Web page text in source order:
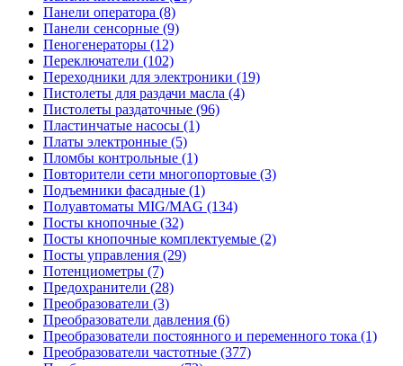
Панели оператора (8)
Панели сенсорные (9)
Пеногенераторы (12)
Переключатели (102)
Переходники для электроники (19)
Пистолеты для раздачи масла (4)
Пистолеты раздаточные (96)
Пластинчатые насосы (1)
Платы электронные (5)
Пломбы контрольные (1)
Повторители сети многопортовые (3)
Подъемники фасадные (1)
Полуавтоматы MIG/MAG (134)
Посты кнопочные (32)
Посты кнопочные комплектуемые (2)
Посты управления (29)
Потенциометры (7)
Предохранители (28)
Преобразователи (3)
Преобразователи давления (6)
Преобразователи постоянного и переменного тока (1)
Преобразователи частотные (377)